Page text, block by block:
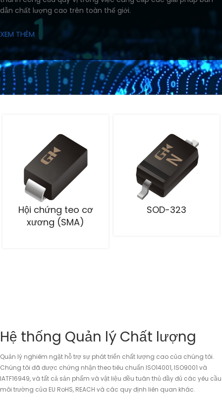
dẫn chất lượng cao trên toàn thế giới.
XEM THÊM
Hội chứng teo cơ
xương (SMA)
SOD-323
Hệ thống Quản lý Chất lượng
Quản lý nghiêm ngặt hỗ trợ sự phát triển chất lượng cao của chúng tôi.
Chúng tôi đã được chứng nhận theo tiêu chuẩn ISO14001, ISO9001 và
IATF16949, và tất cả sản phẩm và vật liệu đều tuân thủ đầy đủ các yêu cầu
môi trường của EU RoHS, REACH và các quy định liên quan khác.